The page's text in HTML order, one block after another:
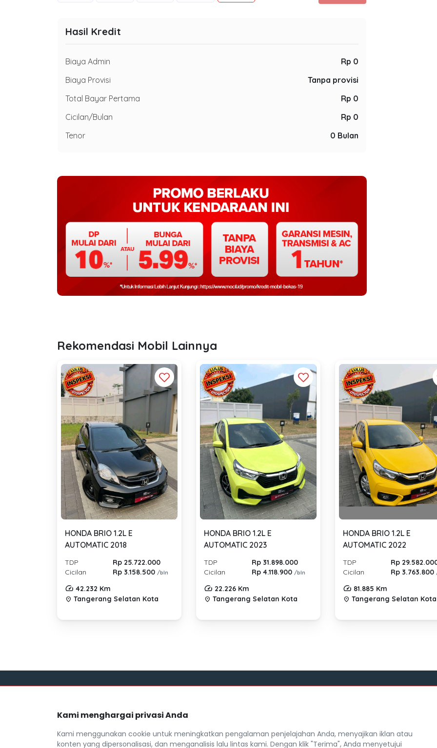
Hasil Kredit
Biaya Admin
Rp 0
Biaya Provisi
Tanpa provisi
Total Bayar Pertama
Rp 0
Cicilan/Bulan
Rp 0
Tenor
0 Bulan
Rekomendasi Mobil Lainnya
HONDA BRIO 1.2L E
AUTOMATIC 2018
TDP
Rp 25.722.000
Cicilan
Rp 3.158.500/bln
42.232 Km
location_on Tangerang Selatan Kota
HONDA BRIO 1.2L E
AUTOMATIC 2023
TDP
Rp 31.898.000
Cicilan
Rp 4.118.900/bln
22.226 Km
location_on Tangerang Selatan Kota
HONDA BRIO 1.2L E
AUTOMATIC 2022
TDP
Rp
Cicilan
Rp 3.763.800
81.885 Km
location_on Tangerang Selatan Kota
FAQ
Hak Cipta
Mocil.id by DSF dikembangkan sebagai
selama ini kesulitan dalam mencari
Kami menghargai privasi Anda
Kami menggunakan cookie untuk meningkatkan pengalaman penjelajahan Anda, menyajikan iklan atau
konten yang dipersonalisasi, dan menganalisis lalu lintas kami. Dengan klik "Terima", Anda menyetujui